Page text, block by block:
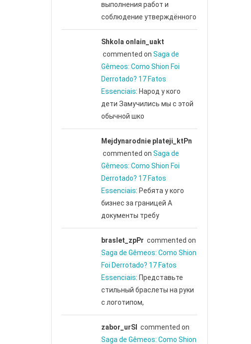
выполнения работ и
соблюдение утверждённого
Shkola onlain_uakt
commented on Saga de
Gêmeos: Como Shion Foi
Derrotado? 17 Fatos
Essenciais: Народ у кого
дети Замучились мы с этой
обычной шко
Mejdynarodnie plateji_ktPn
commented on Saga de
Gêmeos: Como Shion Foi
Derrotado? 17 Fatos
Essenciais: Ребята у кого
бизнес за границей А
документы требу
braslet_zpPr commented on
Saga de Gêmeos: Como Shion
Foi Derrotado? 17 Fatos
Essenciais: Представьте
стильный браслеты на руки
с логотипом,
zabor_urSl
commented on
Saga de Gêmeos: Como Shion